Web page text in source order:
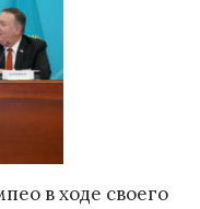
в ходе своего